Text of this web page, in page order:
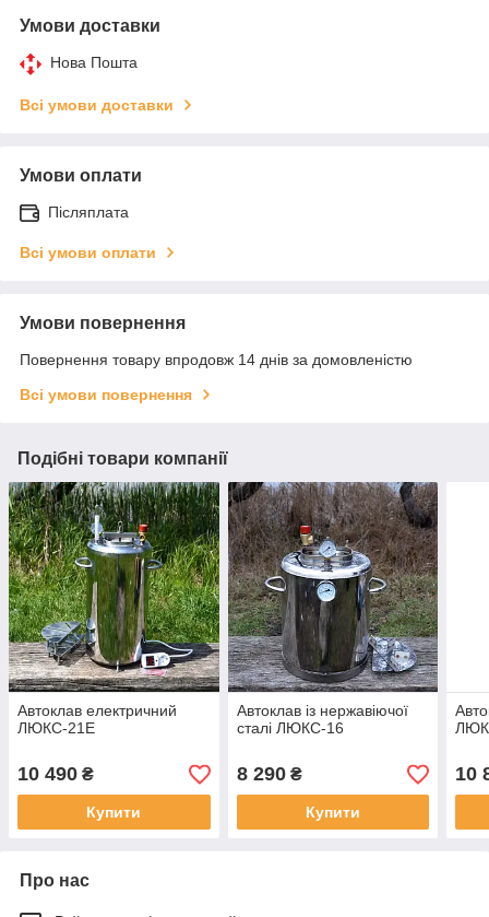
Умови доставки
Нова Пошта
Всі умови доставки
Умови оплати
Післяплата
Всі умови оплати
Умови повернення
Повернення товару впродовж 14 днів за домовленістю
Всі умови повернення
Подібні товари компанії
Автоклав електричний
ЛЮКС-21Е
10 490 ₴
Купити
Автоклав із нержавіючої
сталі ЛЮКС-16
8 290₴
Купити
10
Про нас